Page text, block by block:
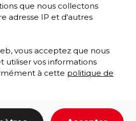
PLUS
pieds
Performance
que nous collectons
adresse IP et d'autres
vous acceptez que nous
utiliser vos informations
à cette politique de